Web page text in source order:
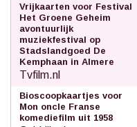
Vrijkaarten voor Festival
Het Groene Geheim
avontuurlijk
muziekfestival op
Stadslandgoed De
Kemphaan in Almere
Tvfilm.nl
Bioscoopkaartjes voor
Mon oncle Franse
komediefilm uit 1958